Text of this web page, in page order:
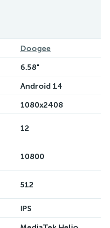
Doogee
6.58"
Android 14
1080x2408
12
10800
512
IPS